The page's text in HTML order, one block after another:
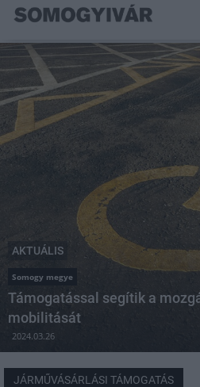
AKTUÁLIS
Somogy megye
Támogatással segítik a
mobilitását
2024.03.26
JÁRMŰVÁSÁRLÁSI TÁMOGATÁS